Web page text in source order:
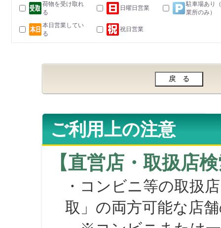
荷物を受け取れ
る
日曜日営業
駐車場あり
業所のみ）
本日営業してい
る
祝日営業
ご利用上の注意
【直営店・取扱店
・コンビニ等の取扱
取」の両方可能な店